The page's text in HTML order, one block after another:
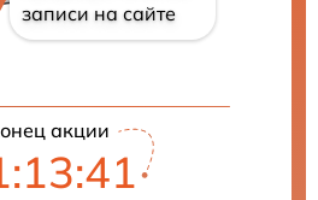
записи на сайте
акции